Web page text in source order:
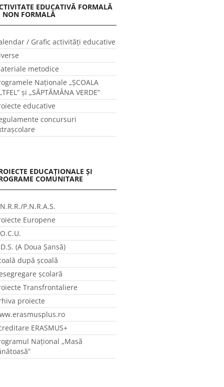
EDUCATIVĂ FORMALĂ
NON FORMALĂ
/ Grafic activităţi educative
metodice
Naţionale „ŞCOALA
și „SĂPTĂMÂNA VERDE”
educative
concursuri
EDUCAȚIONALE ȘI
COMUNITARE
P.N.R.A.S.
Europene
(A Doua Șansă)
după școală
școlară
Transfrontaliere
proiecte
ERASMUS+
Național „Masă